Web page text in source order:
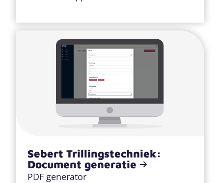
Sebert Trillingstechniek:
Document generatie
PDF generator